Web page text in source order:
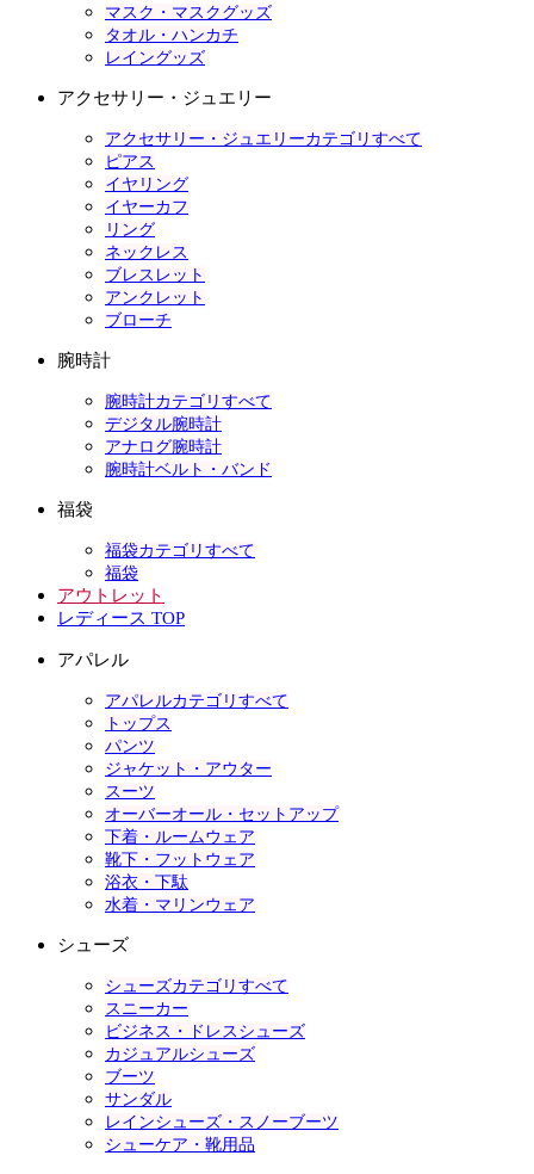
マスク・マスクグッズ
タオル・ハンカチ
レイングッズ
アクセサリー・ジュエリー
アクセサリー・ジュエリーカテゴリすべて
ピアス
イヤリング
イヤーカフ
リング
ネックレス
ブレスレット
アンクレット
ブローチ
腕時計
腕時計カテゴリすべて
デジタル腕時計
アナログ腕時計
腕時計ベルト・バンド
福袋
福袋カテゴリすべて
福袋
アウトレット
レディース TOP
アパレル
アパレルカテゴリすべて
トップス
パンツ
ジャケット・アウター
スーツ
オーバーオール・セットアップ
下着・ルームウェア
靴下・フットウェア
浴衣・下駄
水着・マリンウェア
シューズ
シューズカテゴリすべて
スニーカー
ビジネス・ドレスシューズ
カジュアルシューズ
ブーツ
サンダル
レインシューズ・スノーブーツ
シューケア・靴用品